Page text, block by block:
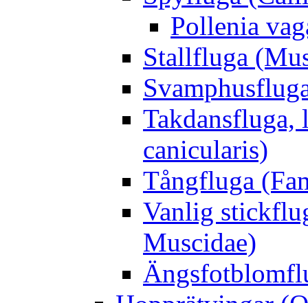
Pollenia
Stallfluga
Takdansfluga,
canicularis)
Tångfluga
Vanlig
Muscidae)